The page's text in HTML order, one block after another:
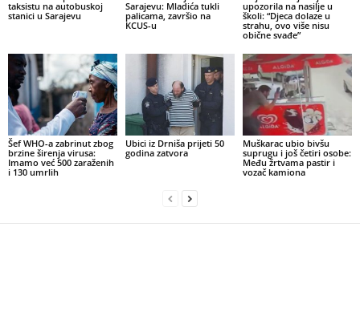
taksistu na autobuskoj
stanici u Sarajevu
Sarajevu: Mladića tukli
palicama, završio na
KCUS-u
upozorila na nasilje u
školi: “Djeca dolaze u
strahu, ovo više nisu
obične svađe”
Šef WHO-a zabrinut zbog
brzine širenja virusa:
Imamo već 500 zaraženih
i 130 umrlih
Ubici iz Drniša prijeti 50
godina zatvora
Muškarac ubio bivšu
suprugu i još četiri osobe:
Među žrtvama pastir i
vozač kamiona